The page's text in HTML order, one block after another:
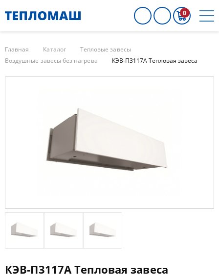
0
Главная Каталог
Тепловые завесы
Воздушные завесы без нагрева
КЭВ-П3117A Тепловая завеса
КЭВ-П3117A Тепловая завеса